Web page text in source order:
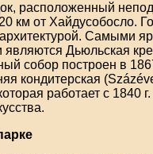
расположенный
км от Хайдусобосло.
Самыми
являются Дьюльская
собор построен в
кондитерская
работает с 1840